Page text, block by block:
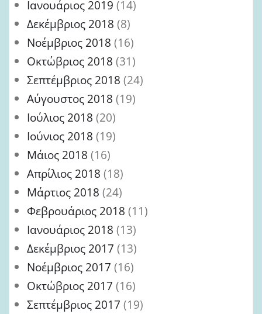
Ιανουάριος 2019 (14)
Δεκέμβριος 2018 (8)
Νοέμβριος 2018 (16)
Οκτώβριος 2018 (31)
Σεπτέμβριος 2018 (24)
Αύγουστος 2018 (19)
Ιούλιος 2018 (20)
Ιούνιος 2018 (19)
Μάιος 2018 (16)
Απρίλιος 2018 (18)
Μάρτιος 2018 (24)
Φεβρουάριος 2018 (11)
Ιανουάριος 2018 (13)
Δεκέμβριος 2017 (13)
Νοέμβριος 2017 (16)
Οκτώβριος 2017 (16)
Σεπτέμβριος 2017 (19)